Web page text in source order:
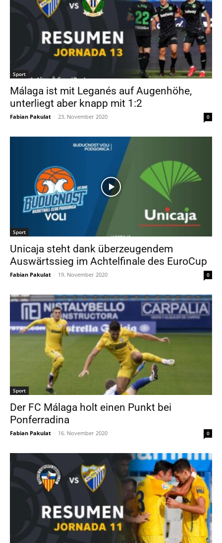
Sport
Málaga ist mit Leganés auf Augenhöhe,
unterliegt aber knapp mit 1:2
Fabian Pakulat - 23. November 2020 0
Sport
Unicaja steht dank überzeugendem
Auswärtssieg im Achtelfinale des EuroCup
Fabian Pakulat - 19. November 2020 0
Sport
Der FC Málaga holt einen Punkt bei
Ponferradina
Fabian Pakulat - 16. November 2020 0